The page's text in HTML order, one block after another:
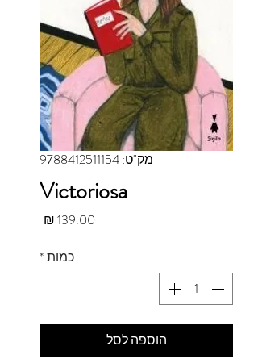
מק"ט: 9788412511154
Victoriosa
כמות*
הוספה לסל